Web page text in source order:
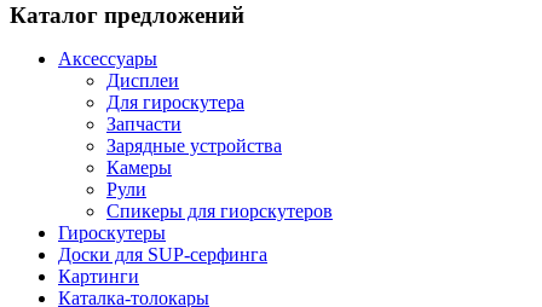
Каталог предложений
Аксессуары
Дисплеи
Для гироскутера
Запчасти
Зарядные устройства
Камеры
Рули
Спикеры для гиорскутеров
Гироскутеры
Доски для SUP-серфинга
Картинги
Каталка-толокары